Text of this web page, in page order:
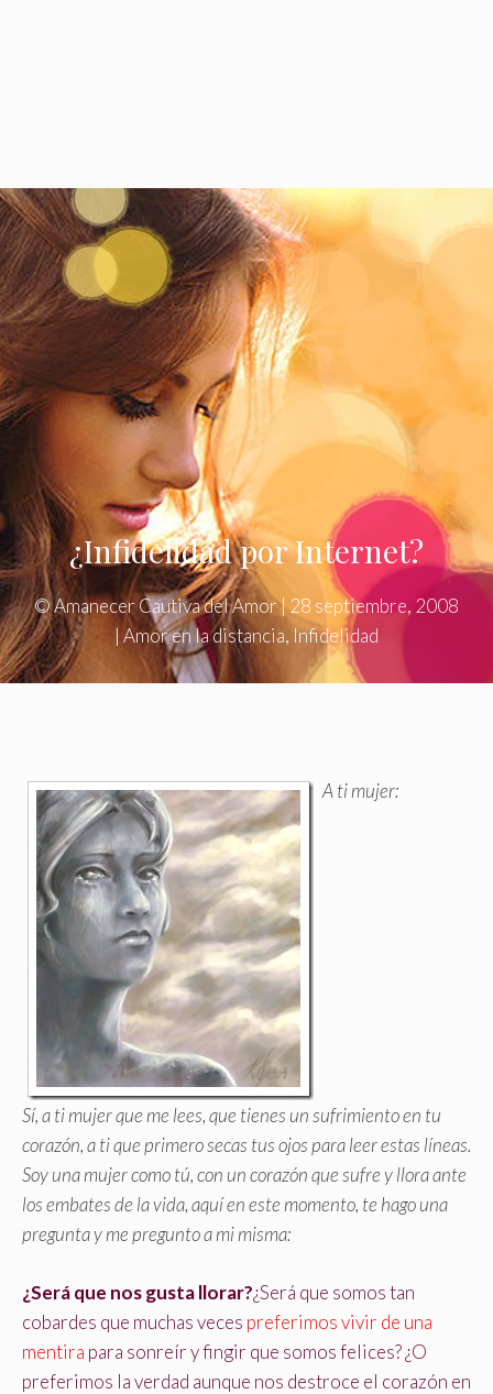
¿Infidelidad por Internet?
©Amanecer Cautiva del Amor|28 septiembre, 2008
| Amor en la distancia, Infidelidad
A ti mujer:
Sí, a ti mujer que me lees, que tienes un sufrimiento en tu
corazón, a ti que primero secas tus ojos para leer estas líneas.
Soy una mujer como tú, con un corazón que sufre y llora ante
los embates de la vida, aquí en este momento, te hago una
pregunta y me pregunto a mi misma:
¿Será que nos gusta llorar?¿Será que somos tan
cobardes que muchas veces preferimos vivir de una
mentira para sonreír y fingir que somos felices? ¿O
preferimos la verdad aunque nos destroce el corazón en